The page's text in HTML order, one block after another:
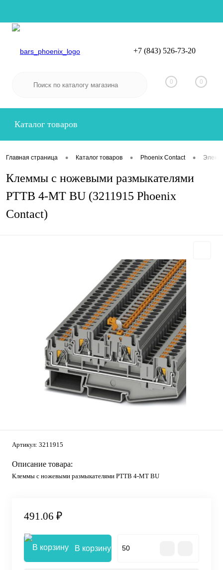
Вход
+7 (843) 526-73-20
0 0
Каталог товаров
Главная страница • Каталог товаров • Phoenix Contact •
Клеммы с ножевыми размыкателями
PTTB 4-MT BU (3211915 Phoenix
Contact)
Артикул: 3211915
Описание товара:
Клеммы с ножевыми размыкателями PTTB 4-MT BU
491.06 ₽
В корзину